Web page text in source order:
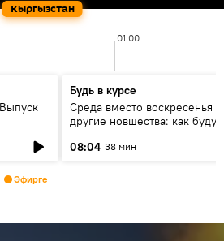
Кыргызстан
01:00
Будь в курсе
Среда вместо воскресенья и
другие новшества: как будут
08:04 38 мин
Эфирге